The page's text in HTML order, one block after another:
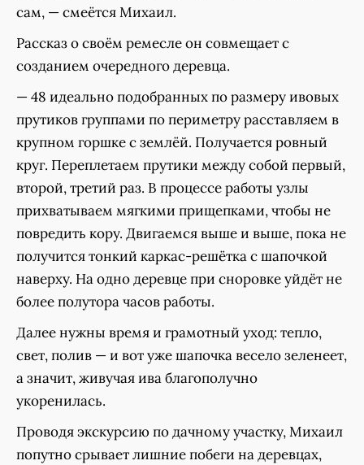
сам, — смеётся Михаил.
Рассказ о своём ремесле он совмещает с
созданием очередного деревца.
— 48 идеально подобранных по размеру ивовых
прутиков группами по периметру расставляем в
крупном горшке с землёй. Получается ровный
круг. Переплетаем прутики между собой первый,
второй, третий раз. В процессе работы узлы
прихватываем мягкими прищепками, чтобы не
повредить кору. Двигаемся выше и выше, пока не
получится тонкий каркас-решётка с шапочкой
наверху. На одно деревце при сноровке уйдёт не
более полутора часов работы.
Далее нужны время и грамотный уход: тепло,
свет, полив — и вот уже шапочка весело зеленеет,
а значит, живучая ива благополучно
укоренилась.
Проводя экскурсию по дачному участку, Михаил
попутно срывает лишние побеги на деревцах,